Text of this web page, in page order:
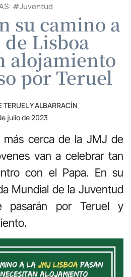
#Juventud
su camino a
de Lisboa
alojamiento
por Teruel
TERUEL Y ALBARRACÍN
julio de 2023
más cerca de la JMJ de
van a celebrar tan
con el Papa. En su
Mundial de la Juventud
pasarán por Teruel y